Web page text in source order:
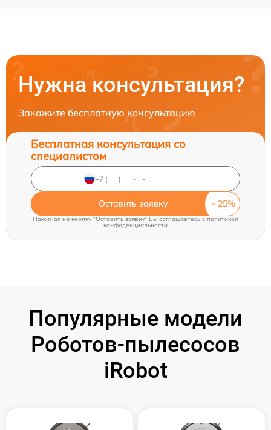
Нужна консультация?
Закажите бесплатную консультацию
Бесплатная консультация со
специалистом
Оставить заявку
Нажимая на кнопку "Оставить заявку" Вы соглашаетесь c политикой
конфиденциальности
Популярные модели
Роботов-пылесосов
iRobot